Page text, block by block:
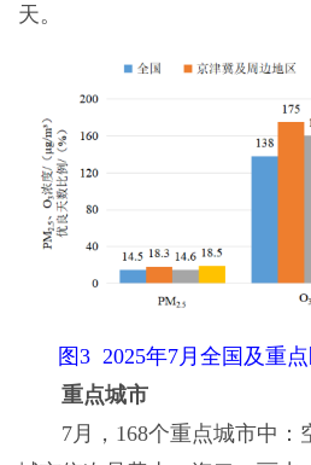
天。
图3 2025年7月全国及重
重点城市
7月，168个重点城市中：